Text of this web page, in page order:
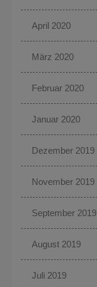
April 2020
März 2020
Februar 2020
Januar 2020
Dezember 2019
November 2019
September 2019
August 2019
Juli 2019